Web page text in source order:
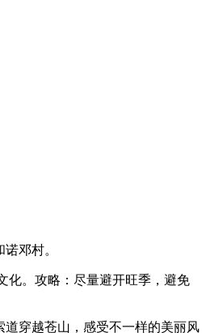
邓村。
化。攻略：尽量避开旺季，避免
穿越苍山，感受不一样的美丽风